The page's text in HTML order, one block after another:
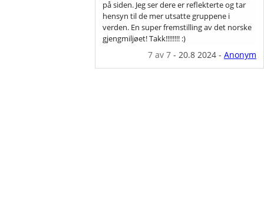
på siden. Jeg ser dere er reflekterte og tar
hensyn til de mer utsatte gruppene i
verden. En super fremstilling av det norske
gjengmiljøet! Takk!!!!!!!! :)
7av 7- 20.8 2024- Anonym